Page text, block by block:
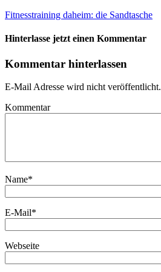
Fitnesstraining daheim: die Sandtasche
Hinterlasse jetzt einen Kommentar
Kommentar hinterlassen
E-Mail Adresse wird nicht veröffentlicht.
Kommentar
Name*
E-Mail*
Webseite